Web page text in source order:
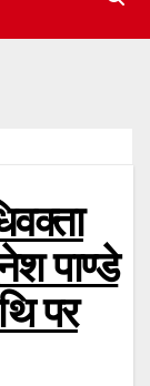
पाण्डे
पर